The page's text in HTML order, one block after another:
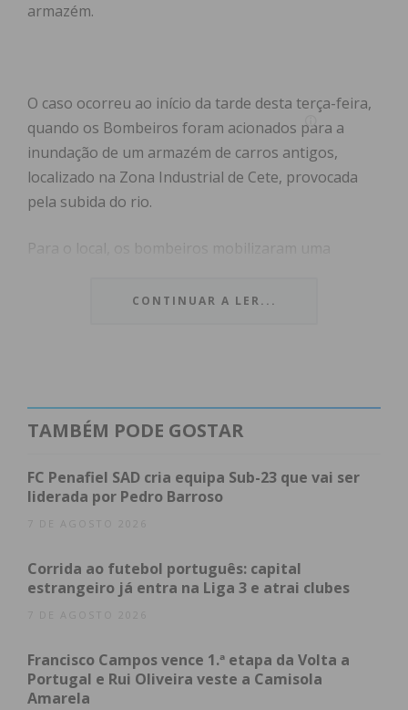
armazém.
O caso ocorreu ao início da tarde desta terça-feira,
quando os Bombeiros foram acionados para a
inundação de um armazém de carros antigos,
localizado na Zona Industrial de Cete, provocada
pela subida do rio.
Para o local, os bombeiros mobilizaram uma
água do interior do edifício.
transportados para o Hospital Padre Américo, em
Penafiel, de onde tiveram alta pouco depois.
Subscreva a newsletter do
Imediato
atualizada.
CONTINUAR A LER...
TAMBÉM PODE GOSTAR
FC Penafiel SAD cria equipa Sub-23 que vai ser
liderada por Pedro Barroso
7 DE AGOSTO 2026
Corrida ao futebol português: capital
estrangeiro já entra na Liga 3 e atrai clubes
7 DE AGOSTO 2026
Francisco Campos vence 1.ª etapa da Volta a
Portugal e Rui Oliveira veste a Camisola
Amarela